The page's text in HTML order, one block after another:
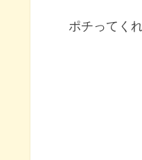
ポチってく